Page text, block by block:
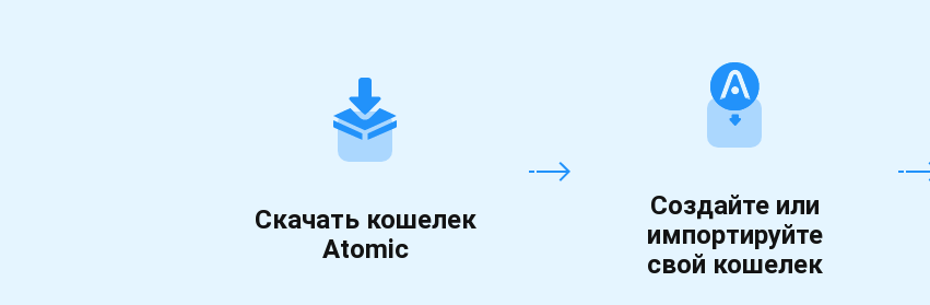
Скачать кошелек
Atomic
Создайте или
импортируйте
свой кошелек